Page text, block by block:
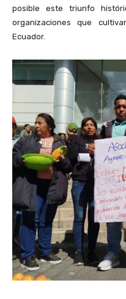
posible este triunfo
organizaciones que
Ecuador.